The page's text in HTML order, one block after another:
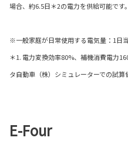
場合、約6.5日＊2の電力を供給可能です。
※一般家庭が日常使用する電気量：1日
＊1. 電力変換効率80%、補機消費電力
タ自動車（株）シミュレーターでの試算
E-Four